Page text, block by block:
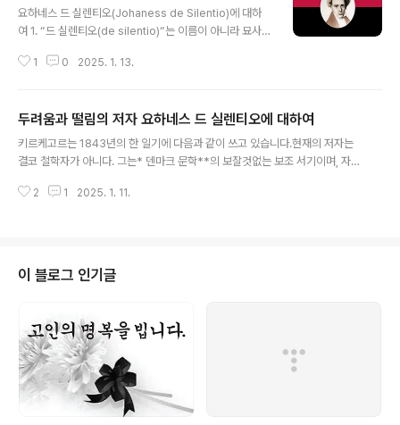
됩니다. 그러나 이 논리적 결과는 생략되어 있습니다.바로 그렇기 때문에 마지
막의 “그러므로(therefore)..
요하네스 드 실렌티오(Johaness de Silentio)에 대하
여 1. “드 실렌티오(de silentio)“는 이름이 아니라 묘사다
우스(Constantin Constantius), 《철학의 부스러기》(Ph
xiety)의 비길리우스 하우프니엔시스(Vigilius Haufnien
sis)—은 전형적인 이름처럼 보이지만, 요하네스 드 실렌
티오는 다릅니다.이 필명의 “de silentio”는 성(last na
f Silence)”이 아니라, “침묵으로부터..
1 0 2025. 1. 13.
두려움과 떨림의 저자 요하네스 드 실렌티오에 대하여
키르케고르는 1843년의 한 일기에 다음과 같이 쓰고 있습니다.현재의 저자는
결코 철학자가 아니다. 그는* 덴마크 문학**의 보잘것없는 보조 서기이며, 자신
신을 기리기 위해 춤을 추고, 때로는 문 앞에서 구걸하며, 가끔은 스스로가 불명
죄수라면 거친(rasping)** 일쯤은 충분히 견딜 수 있다—어차피 그의 삶은 이
미 잃어버린 것이기에.그는 자신에게 내려진 판결을 순순히 받아들인다. 왜냐하
2 1 2025. 1. 11.
이 블로그 인기글